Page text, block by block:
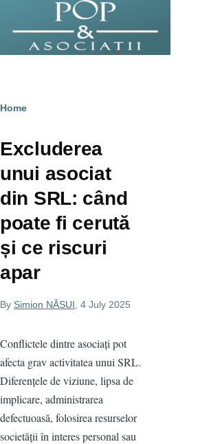
Skip to main content
Breadcrumb
Home
Excluderea
unui asociat
din SRL: când
poate fi cerută
și ce riscuri
apar
By Simion NĂSUI , 4 July 2025
Conflictele dintre asociați pot
afecta grav activitatea unui SRL.
Diferențele de viziune, lipsa de
implicare, administrarea
defectuoasă, folosirea resurselor
societății în interes personal sau